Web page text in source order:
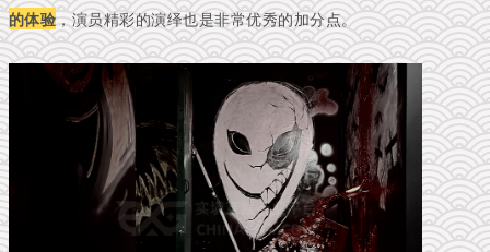
的体验，演员精彩的演绎也是非常优秀的加分点。